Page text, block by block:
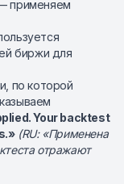
применяем
биржи для
по которой
Your backtest
(RU: «Применена
отражают